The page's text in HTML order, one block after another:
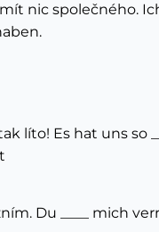
nic společného.
líto! Es hat uns so
Du ____ mich